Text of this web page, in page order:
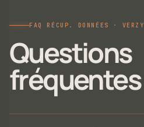
FAQ RÉCUP. DONNÉES · VERZY
Questions
fréquentes